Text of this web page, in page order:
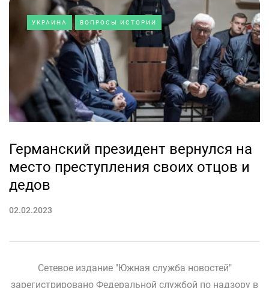
УКРАИНА ВОПРОСЫ ИСТОРИИ
Германский президент вернулся на
место преступления своих отцов и
дедов
02.02.2023
Сетевое издание "Южная служба новостей"
зарегистрировано Федеральной службой по надзору в